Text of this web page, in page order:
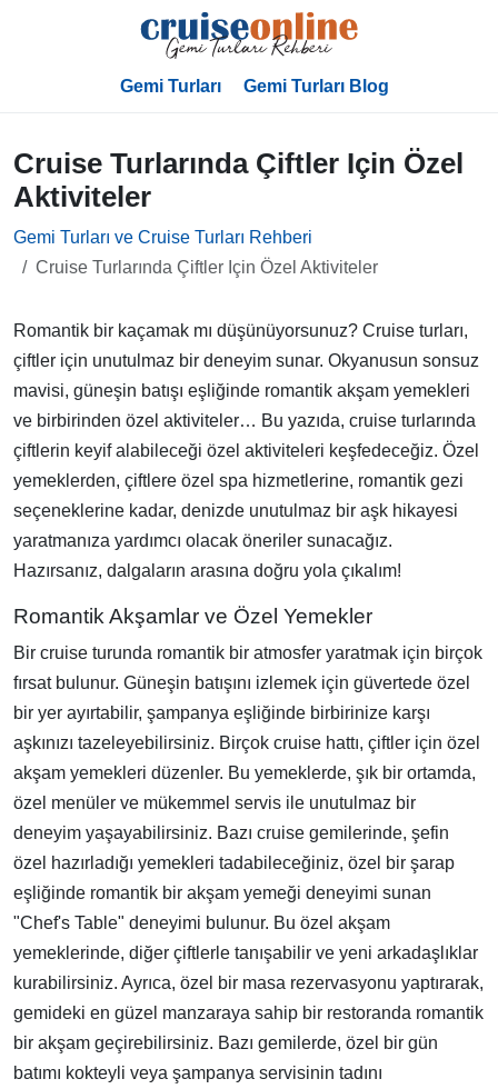
Gemi Turları Gemi Turları Blog
Cruise Turlarında Çiftler Için Özel
Aktiviteler
Gemi Turları ve Cruise Turları Rehberi
Cruise Turlarında Çiftler Için Özel Aktiviteler
Romantik bir kaçamak mı düşünüyorsunuz? Cruise turları,
çiftler için unutulmaz bir deneyim sunar. Okyanusun sonsuz
mavisi, güneşin batışı eşliğinde romantik akşam yemekleri
ve birbirinden özel aktiviteler… Bu yazıda, cruise turlarında
çiftlerin keyif alabileceği özel aktiviteleri keşfedeceğiz. Özel
yemeklerden, çiftlere özel spa hizmetlerine, romantik gezi
seçeneklerine kadar, denizde unutulmaz bir aşk hikayesi
yaratmanıza yardımcı olacak öneriler sunacağız.
Hazırsanız, dalgaların arasına doğru yola çıkalım!
Romantik Akşamlar ve Özel Yemekler
Bir cruise turunda romantik bir atmosfer yaratmak için birçok
fırsat bulunur. Güneşin batışını izlemek için güvertede özel
bir yer ayırtabilir, şampanya eşliğinde birbirinize karşı
aşkınızı tazeleyebilirsiniz. Birçok cruise hattı, çiftler için özel
akşam yemekleri düzenler. Bu yemeklerde, şık bir ortamda,
özel menüler ve mükemmel servis ile unutulmaz bir
deneyim yaşayabilirsiniz. Bazı cruise gemilerinde, şefin
özel hazırladığı yemekleri tadabileceğiniz, özel bir şarap
eşliğinde romantik bir akşam yemeği deneyimi sunan
"Chef's Table" deneyimi bulunur. Bu özel akşam
yemeklerinde, diğer çiftlerle tanışabilir ve yeni arkadaşlıklar
kurabilirsiniz. Ayrıca, özel bir masa rezervasyonu yaptırarak,
gemideki en güzel manzaraya sahip bir restoranda romantik
bir akşam geçirebilirsiniz. Bazı gemilerde, özel bir gün
batımı kokteyli veya şampanya servisinin tadını